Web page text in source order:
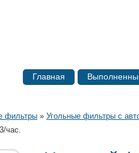
Главная
фильтры » Угольные фильтры с
час.